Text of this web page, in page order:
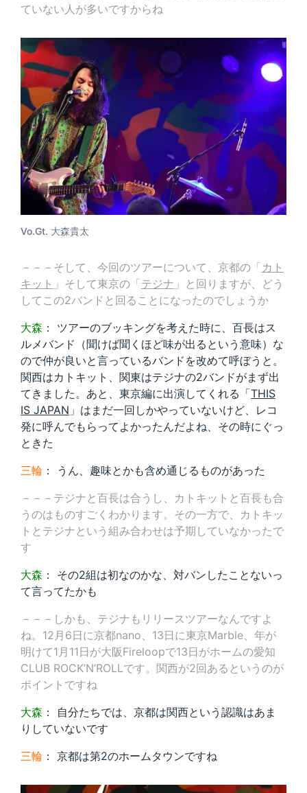
ていない人が多いですからね
Vo.Gt. 大森貴太
－－－そして、今回のツアーについて、京都の「カト
キット 」そして東京の「テジナ 」と回りますが、どう
してこの2バンドと回ることになったのでしょうか
大森 ： ツアーのブッキングを考えた時に、百長はス
ルメバンド（聞けば聞くほど味が出るという意味）な
ので仲が良いと言っているバンドを改めて呼ぼうと。
関西はカトキット、関東はテジナの2バンドがまず出
てきました。あと、東京編に出演してくれる「THIS
IS JAPAN 」はまだ一回しかやっていないけど、レコ
発に呼んでもらってよかったんだよね、その時にぐっ
ときた
三輪 ： うん、趣味とかも含め通じるものがあった
－－－テジナと百長は合うし、カトキットと百長も合
うのはものすごくわかります。その一方で、カトキッ
トとテジナという組み合わせは予期していなかったで
す
大森 ： その2組は初なのかな、対バンしたことないっ
て言ってたかも
－－－しかも、テジナもリリースツアーなんですよ
ね。12月6日に京都nano、13日に東京Marble、年が
明けて1月11日が大阪Fireloopで13日がホームの愛知
CLUB ROCK’N’ROLLです。関西が2回あるというのが
ポイントですね
大森 ： 自分たちでは、京都は関西という認識はあま
りしていないです
三輪 ： 京都は第2のホームタウンですね